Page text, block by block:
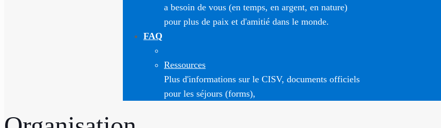
a besoin de vous (en temps, en argent, en nature)
pour plus de paix et d'amitié dans le monde.
FAQ
Ressources
Plus d'informations sur le CISV, documents officiels
pour les séjours (forms),